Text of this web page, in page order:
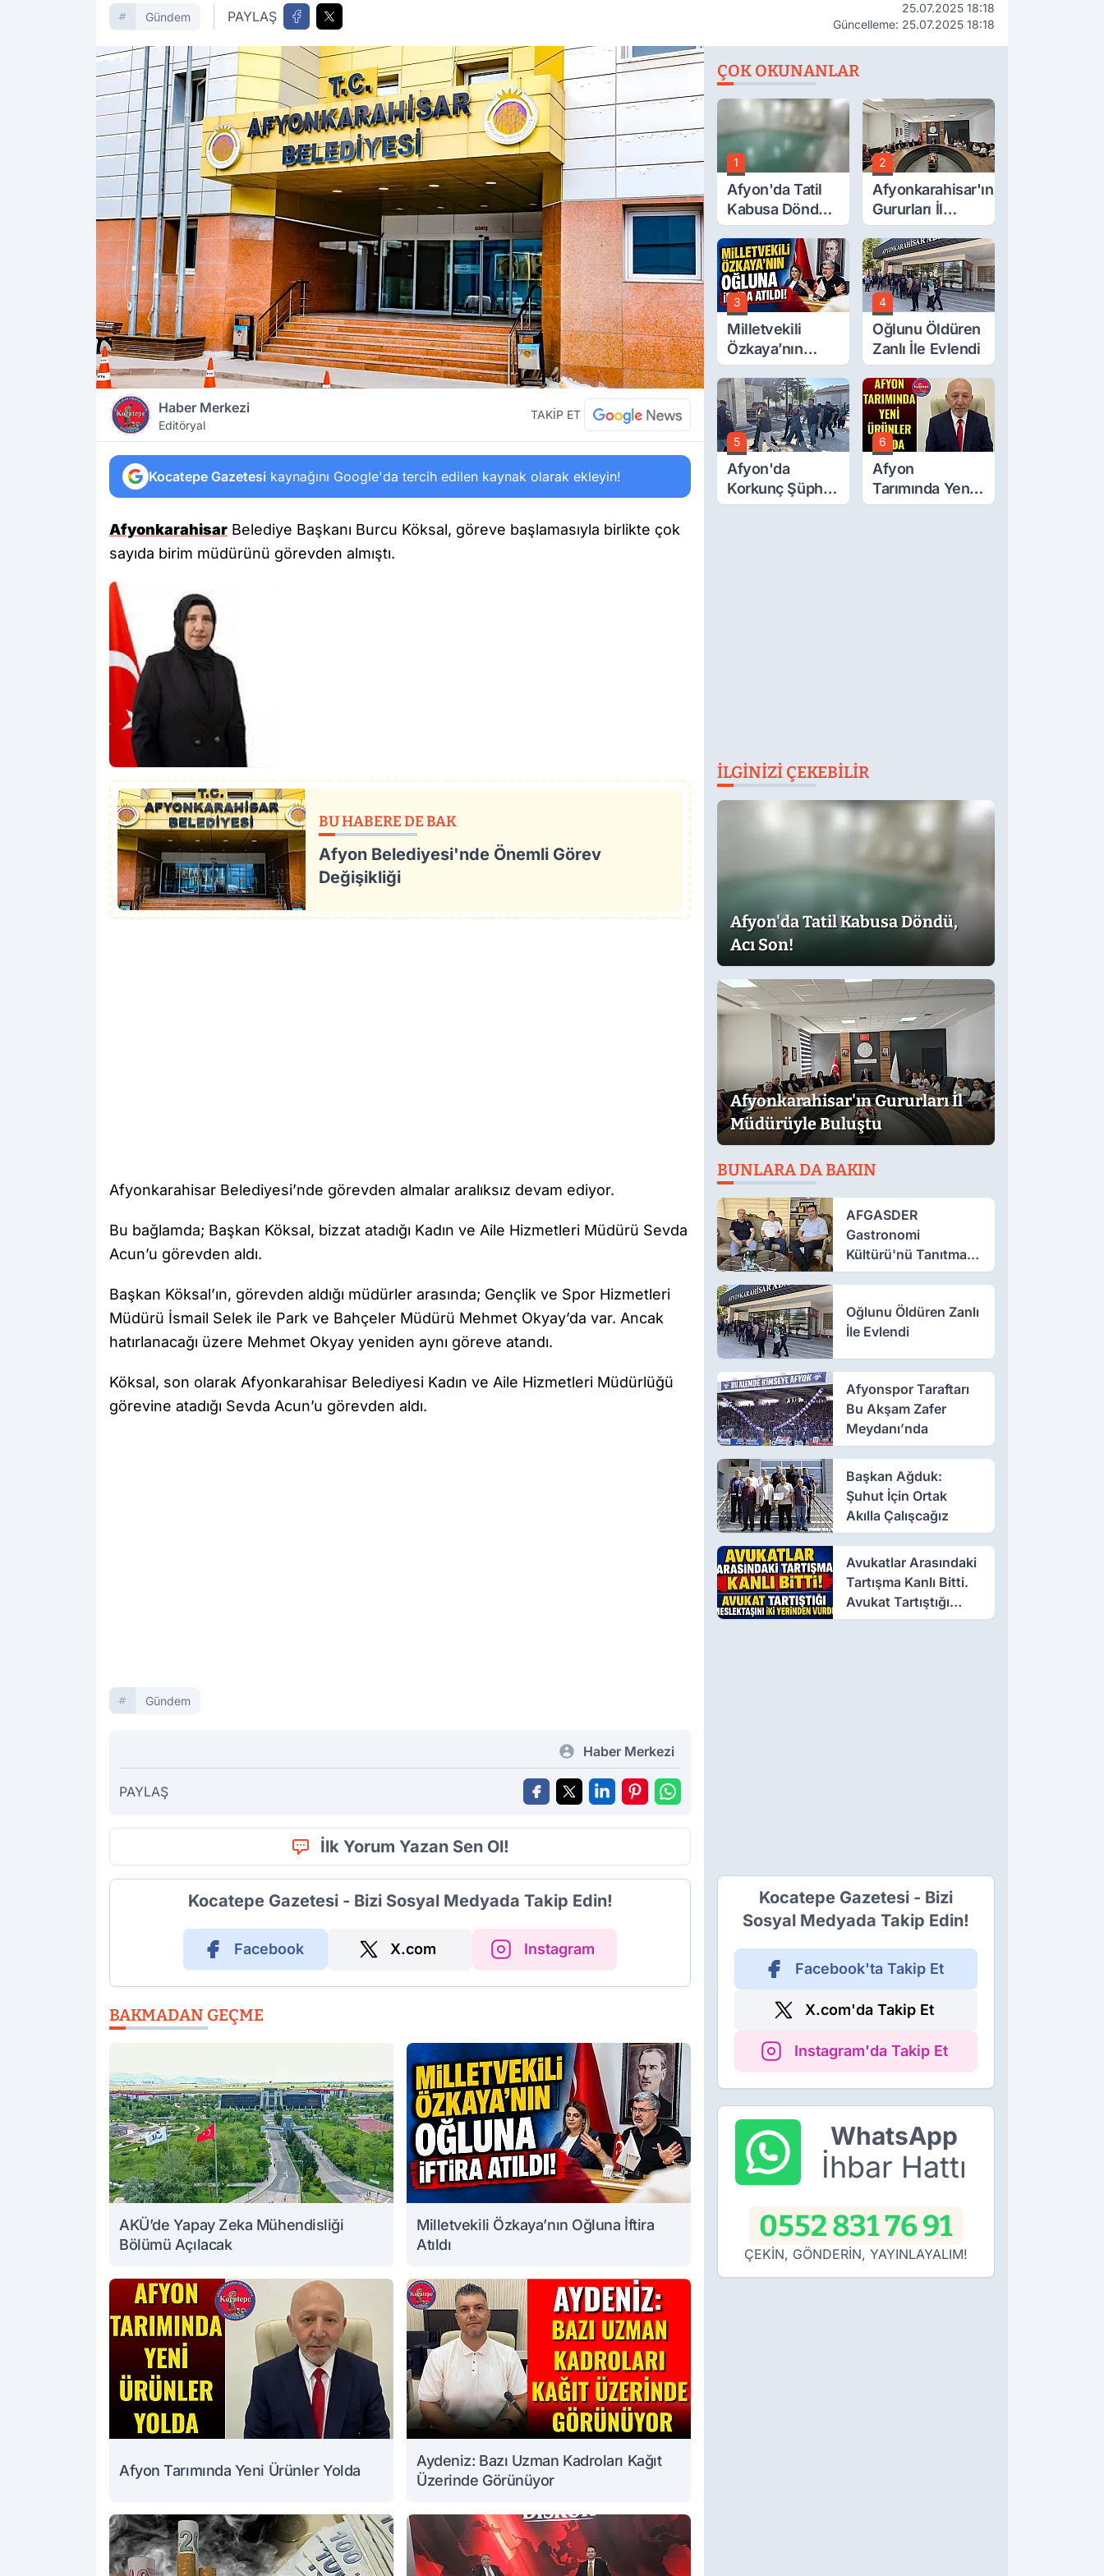
Gündem PAYLAŞ
25.07.2025 18:18
Güncelleme: 25.07.2025 18:18
Haber Merkezi
Editöryal
TAKİP ET
Kocatepe Gazetesi kaynağını Google'da tercih edilen kaynak olarak ekleyin!
Afyonkarahisar Belediye Başkanı Burcu Köksal, göreve başlamasıyla birlikte çok
sayıda birim müdürünü görevden almıştı.
BU HABERE DE BAK
Afyon Belediyesi'nde Önemli Görev
Değişikliği
Afyonkarahisar Belediyesi’nde görevden almalar aralıksız devam ediyor.
Bu bağlamda; Başkan Köksal, bizzat atadığı Kadın ve Aile Hizmetleri Müdürü Sevda
Acun’u görevden aldı.
Başkan Köksal’ın, görevden aldığı müdürler arasında; Gençlik ve Spor Hizmetleri
Müdürü İsmail Selek ile Park ve Bahçeler Müdürü Mehmet Okyay’da var. Ancak
hatırlanacağı üzere Mehmet Okyay yeniden aynı göreve atandı.
Köksal, son olarak Afyonkarahisar Belediyesi Kadın ve Aile Hizmetleri Müdürlüğü
görevine atadığı Sevda Acun’u görevden aldı.
Gündem
Haber Merkezi
PAYLAŞ
İlk Yorum Yazan Sen Ol!
Kocatepe Gazetesi - Bizi Sosyal Medyada Takip Edin!
Facebook X.com Instagram
BAKMADAN GEÇME
AKÜ’de Yapay Zeka Mühendisliği
Bölümü Açılacak
Milletvekili Özkaya’nın Oğluna İftira
Atıldı
Afyon Tarımında Yeni Ürünler Yolda
Aydeniz: Bazı Uzman Kadroları Kağıt
Üzerinde Görünüyor
ÇOK OKUNANLAR
1
Afyon'da Tatil
Kabusa Döndü,
Acı Son!
2
Afyonkarahisar'ın
Gururları İl
Müdürüyle
Buluştu
3
Milletvekili
Özkaya’nın
Oğluna İftira
Atıldı
4
Oğlunu Öldüren
Zanlı İle Evlendi
5
Afyon'da
Korkunç Şüphe!
Düştü Mü,
6
Afyon
Tarımında Yeni
Ürünler Yolda
İLGINIZI ÇEKEBILIR
Afyon'da Tatil Kabusa Döndü,
Acı Son!
Afyonkarahisar'ın Gururları İl
Müdürüyle Buluştu
BUNLARA DA BAKIN
AFGASDER
Gastronomi
Kültürü'nü Tanıtmak
İçin Çalışıyor
Oğlunu Öldüren Zanlı
İle Evlendi
Afyonspor Taraftarı
Bu Akşam Zafer
Meydanı’nda
Başkan Ağduk:
Şuhut İçin Ortak
Akılla Çalışcağız
Avukatlar Arasındaki
Tartışma Kanlı Bitti.
Avukat Tartıştığı
Meslektaşını İki
Kocatepe Gazetesi - Bizi
Sosyal Medyada Takip Edin!
Facebook'ta Takip Et
X.com'da Takip Et
Instagram'da Takip Et
WhatsApp
İhbar Hattı
0552 831 76 91
ÇEKİN, GÖNDERİN, YAYINLAYALIM!